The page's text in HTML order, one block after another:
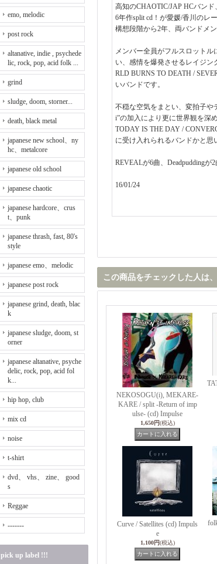
emo, melodic
post rock
altanative, indie , psychede
lic, rock, pop, acid folk ...
grind
sludge, doom, storner...
death, black metal
japanese new school、ny
hc、metalcore
japanese old school
japanese chaotic
japanese hardcore、crus
t、punk
japanese thrash, fast, 80's
style
japanese emo、melodic
japanese post rock
japanese grind, death, blac
k
japanese sludge, doom, st
orner
japanese altanative, psyche
delic, rock, pop, acid fol
k...
hip hop, club
mix cd
noise
t-shirt
dvd、 vhs、 zine、 good
s
Reggae
-------
pick up label !!!
高知のCHAOTIC/JAP HCバンド
6年作split cd！が愛媛/香川のレ
構想段階から2年、両バンドメ
メンバー全員がフルスロット
い、感情を爆発させるレイジン
RLD BURNS TO DEATH /
いバンドです。
不穏な空気をまとい、変拍子や
i”の加入により更に世界観を深め
TODAY IS THE DAY /
に受け入れられるバンドかと思
REVEALが6曲、Deadpuddingが
16/01/24
この商品をチェックした人は
NEKOSOGU(i), MEKARE-
KARE / split -Return of imp
ulse- (cd) Impulse
1,650円(税込)
Curve / Satellites (cd) Impuls
e
1,100円(税込)